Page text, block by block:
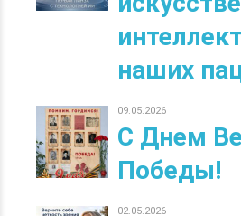
наших
09.05.2026
С Днем
Победы!
02.05.2026